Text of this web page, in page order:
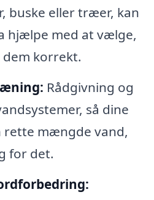
buske eller træer, kan
hjælpe med at vælge,
korrekt.
Rådgivning og
så dine
rette mængde vand,
for det.